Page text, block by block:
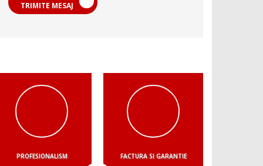
TRIMITE MESAJ
PROFESIONALISM FACTURA SI GARANTIE